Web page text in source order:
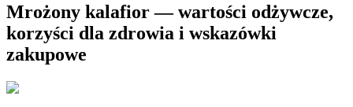
Mrożony kalafior — wartości odżywcze,
korzyści dla zdrowia i wskazówki
zakupowe